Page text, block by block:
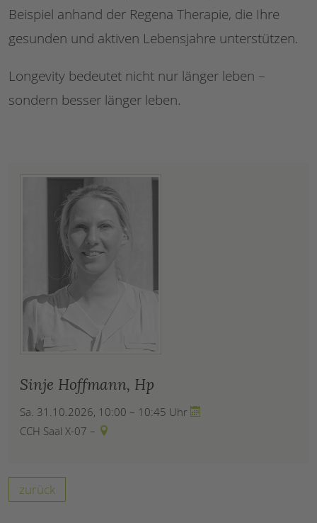
Beispiel anhand der Regena Therapie, die Ihre
gesunden und aktiven Lebensjahre unterstützen.
Longevity bedeutet nicht nur länger leben –
sondern besser länger leben.
Sinje Hoffmann, Hp
Sa. 31.10.2026, 10:00 – 10:45 Uhr
CCH Saal X-07 –
zurück